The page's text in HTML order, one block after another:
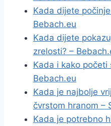
Kada dijete
Bebach.eu
Kada dijete
zrelosti? –
Kada i kako početi
Bebach.eu
Kada je najbolje
čvrstom hranom –
Kada je potrebno